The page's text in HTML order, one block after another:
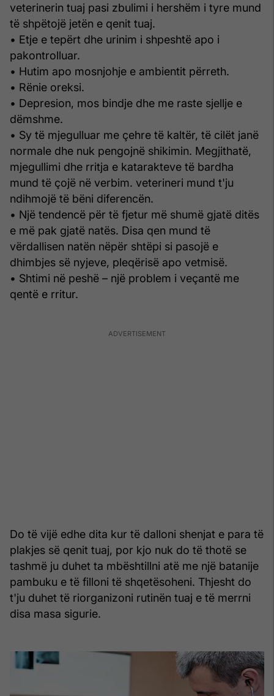
veterinerin tuaj pasi zbulimi i hershëm i tyre mund
të shpëtojë jetën e qenit tuaj.
• Etje e tepërt dhe urinim i shpeshtë apo i
pakontrolluar.
• Hutim apo mosnjohje e ambientit përreth.
• Rënie oreksi.
• Depresion, mos bindje dhe me raste sjellje e
dëmshme.
• Sy të mjegulluar me çehre të kaltër, të cilët janë
normale dhe nuk pengojnë shikimin. Megjithatë,
mjegullimi dhe rritja e katarakteve të bardha
mund të çojë në verbim. veterineri mund t'ju
ndihmojë të bëni diferencën.
• Një tendencë për të fjetur më shumë gjatë ditës
e më pak gjatë natës. Disa qen mund të
vërdallisen natën nëpër shtëpi si pasojë e
dhimbjes së nyjeve, pleqërisë apo vetmisë.
• Shtimi në peshë – një problem i veçantë me
qentë e rritur.
Do të vijë edhe dita kur të dalloni shenjat e para të
plakjes së qenit tuaj, por kjo nuk do të thotë se
tashmë ju duhet ta mbështillni atë me një batanije
pambuku e të filloni të shqetësoheni. Thjesht do
t'ju duhet të riorganizoni rutinën tuaj e të merrni
disa masa sigurie.